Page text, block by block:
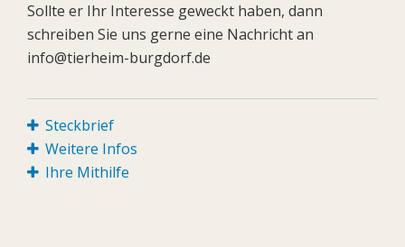
Sollte er Ihr Interesse geweckt haben, dann
schreiben Sie uns gerne eine Nachricht an
info@tierheim-burgdorf.de
Steckbrief
Weitere Infos
Ihre Mithilfe